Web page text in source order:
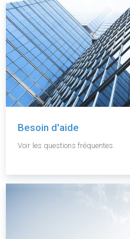
Besoin d'aide
Voir les questions fréquentes.